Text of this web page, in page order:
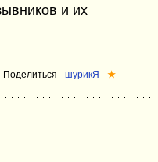
и их
Поделиться шурикЯ ★